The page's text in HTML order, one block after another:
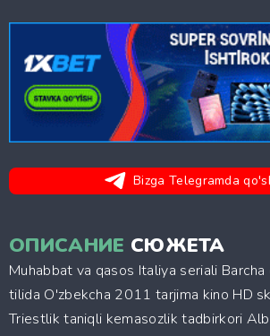
Bizga Telegramda
ОПИСАНИЕ СЮЖЕТА
Muhabbat va qasos Italiya seriali
tilida O'zbekcha 2011 tarjima kino HD
Triestlik taniqli kemasozlik tadbirkori